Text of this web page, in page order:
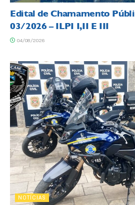
Edital de Chamamento
03/2026 – ILPI I,II E III
04/08/2026
NOTÍCIAS